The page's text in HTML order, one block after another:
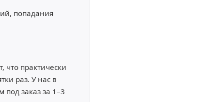
попадания
что практически
раз. У нас в
заказ за 1–3